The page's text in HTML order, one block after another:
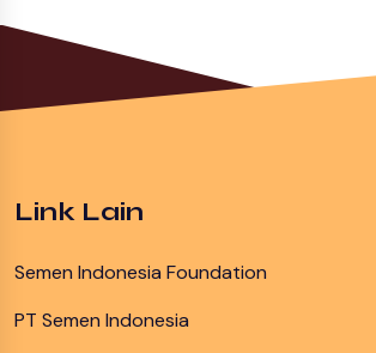
Link Lain
Semen Indonesia Foundation
PT Semen Indonesia